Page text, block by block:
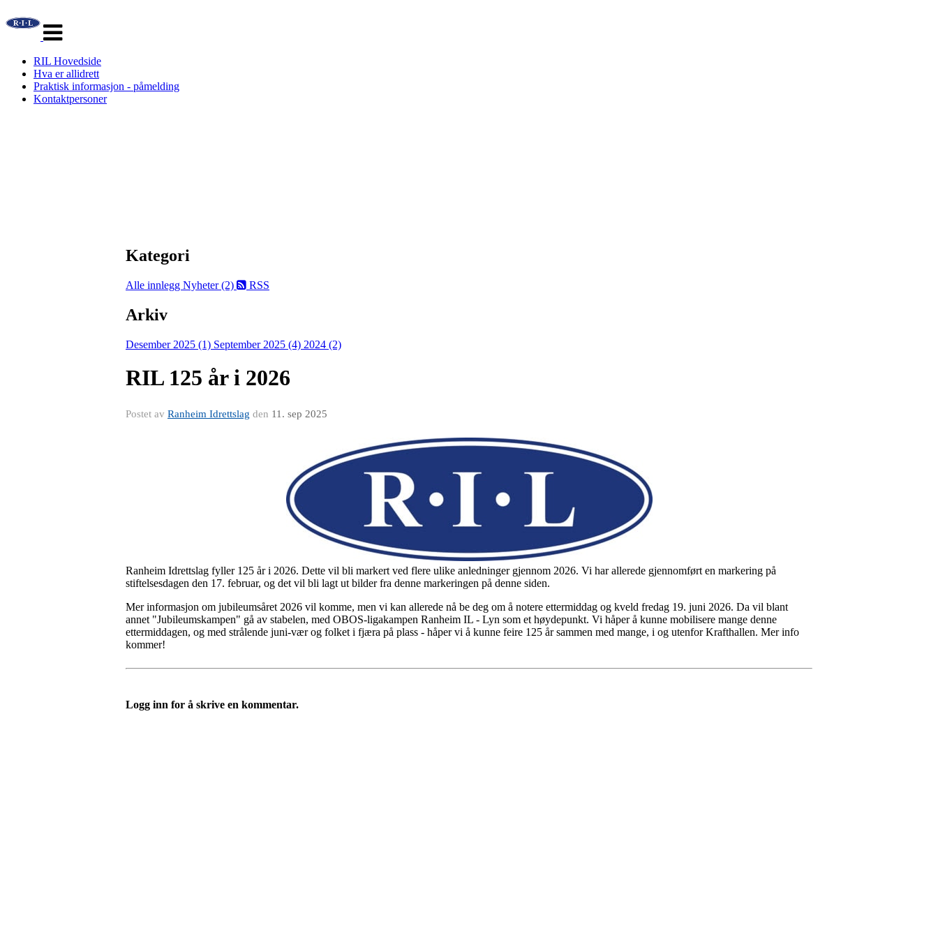
navigasjon
RIL Hovedside
Hva er allidrett
Praktisk informasjon - påmelding
Kontaktpersoner
Kategori
Alle innlegg Nyheter (2) RSS
Arkiv
Desember 2025 (1) September 2025 (4) 2024 (2)
RIL 125 år i 2026
Postet av Ranheim Idrettslag den 11. sep 2025
Ranheim Idrettslag fyller 125 år i 2026. Dette vil bli markert ved flere ulike anledninger gjennom 2026. Vi har allerede gjennomført en markering på
stiftelsesdagen den 17. februar, og det vil bli lagt ut bilder fra denne markeringen på denne siden.
Mer informasjon om jubileumsåret 2026 vil komme, men vi kan allerede nå be deg om å notere ettermiddag og kveld fredag 19. juni 2026. Da vil blant
annet "Jubileumskampen" gå av stabelen, med OBOS-ligakampen Ranheim IL - Lyn som et høydepunkt. Vi håper å kunne mobilisere mange denne
ettermiddagen, og med strålende juni-vær og folket i fjæra på plass - håper vi å kunne feire 125 år sammen med mange, i og utenfor Krafthallen. Mer info
kommer!
Logg inn for å skrive en kommentar.